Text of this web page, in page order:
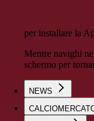
per installare la
Mentre navighi
schermo per
NEWS